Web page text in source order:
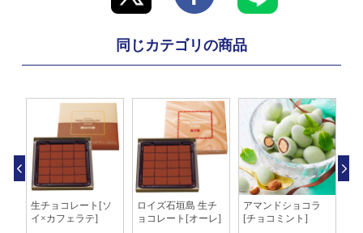
同じカテゴリの商品
生チョコレート[ソ
イ×カフェラテ]
ロイズ石垣島 生チ
ョコレート[オーレ]
アマンドショコラ
[チョコミント]